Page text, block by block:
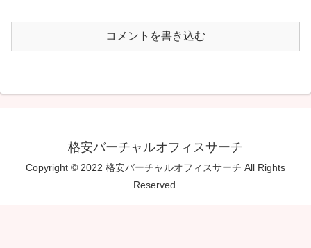
コメントを書き込む
格安バーチャルオフィスサーチ
Copyright © 2022 格安バーチャルオフィスサーチ All Rights
Reserved.